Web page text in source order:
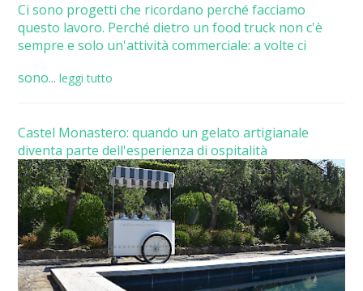
Ci sono progetti che ricordano perché facciamo
questo lavoro. Perché dietro un food truck non c'è
sempre e solo un'attività commerciale: a volte ci
sono... leggi tutto
Castel Monastero: quando un gelato artigianale
diventa parte dell'esperienza di ospitalità